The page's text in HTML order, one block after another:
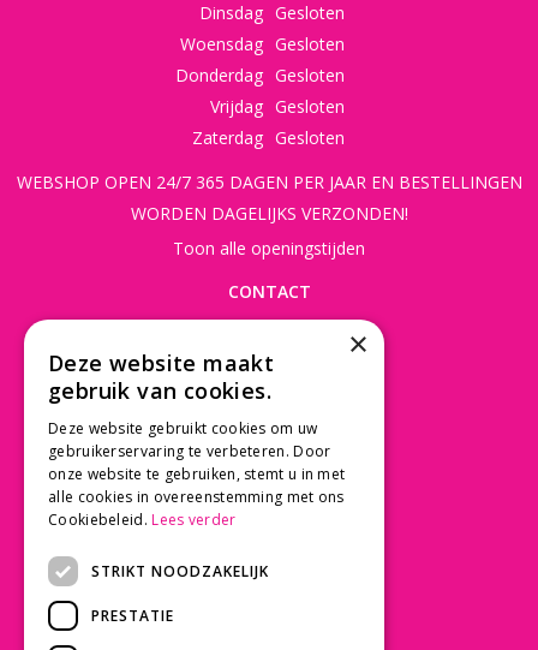
Dinsdag Gesloten
Woensdag Gesloten
Donderdag Gesloten
Vrijdag Gesloten
Zaterdag Gesloten
WEBSHOP OPEN 24/7 365 DAGEN PER JAAR EN BESTELLINGEN
WORDEN DAGELIJKS VERZONDEN!
Toon alle openingstijden
CONTACT
3997 MK 't Goy
030 - 60 11 365
info@tuincentrumdebruijn.nl
Betaalinformatie
×
Deze website maakt
gebruik van cookies.
Deze website gebruikt cookies om uw
gebruikerservaring te verbeteren. Door
onze website te gebruiken, stemt u in met
alle cookies in overeenstemming met ons
Cookiebeleid. Lees verder
STRIKT NOODZAKELIJK
PRESTATIE